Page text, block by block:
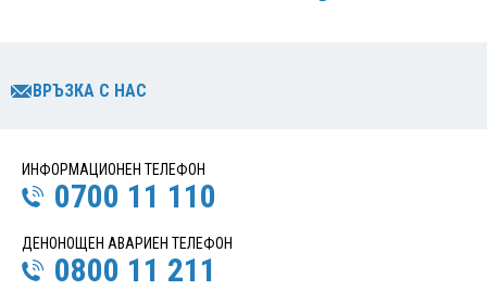
ВРЪЗКА С НАС
ИНФОРМАЦИОНЕН ТЕЛЕФОН
0700 11 110
ДЕНОНОЩЕН АВАРИЕН ТЕЛЕФОН
0800 11 211